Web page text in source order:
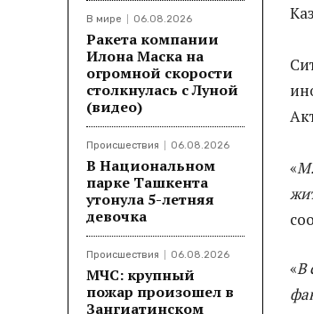
В мире 06.08.2026
Ракета компании
Илона Маска на
огромной скорости
столкнулась с Луной
(видео)
Происшествия 06.08.2026
В Национальном
парке Ташкента
утонула 5-летняя
девочка
Происшествия 06.08.2026
МЧС: крупный
пожар произошел в
Зангиатинском
«
«В